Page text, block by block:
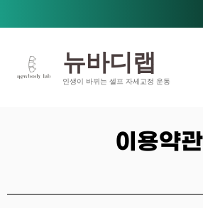
건너뛰기
뉴바디랩
인생이 바뀌는 셀프 자세교정 운동
이용약관